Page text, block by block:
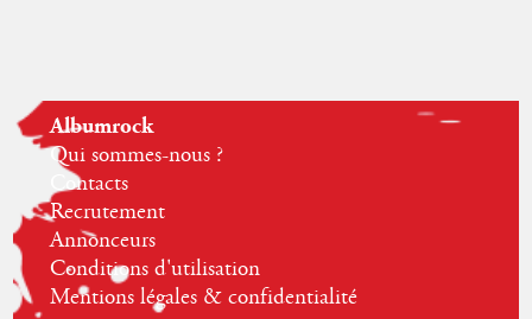
Albumrock
Qui sommes-nous ?
Contacts
Recrutement
Annonceurs
Conditions d'utilisation
Mentions légales & confidentialité